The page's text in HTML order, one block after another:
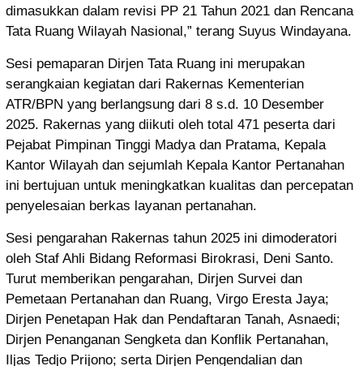
dimasukkan dalam revisi PP 21 Tahun 2021 dan Rencana
Tata Ruang Wilayah Nasional,” terang Suyus Windayana.
Sesi pemaparan Dirjen Tata Ruang ini merupakan
serangkaian kegiatan dari Rakernas Kementerian
ATR/BPN yang berlangsung dari 8 s.d. 10 Desember
2025. Rakernas yang diikuti oleh total 471 peserta dari
Pejabat Pimpinan Tinggi Madya dan Pratama, Kepala
Kantor Wilayah dan sejumlah Kepala Kantor Pertanahan
ini bertujuan untuk meningkatkan kualitas dan percepatan
penyelesaian berkas layanan pertanahan.
Sesi pengarahan Rakernas tahun 2025 ini dimoderatori
oleh Staf Ahli Bidang Reformasi Birokrasi, Deni Santo.
Turut memberikan pengarahan, Dirjen Survei dan
Pemetaan Pertanahan dan Ruang, Virgo Eresta Jaya;
Dirjen Penetapan Hak dan Pendaftaran Tanah, Asnaedi;
Dirjen Penanganan Sengketa dan Konflik Pertanahan,
Iljas Tedjo Prijono; serta Dirjen Pengendalian dan